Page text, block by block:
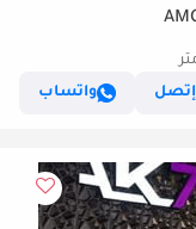
إتصل
واتساب